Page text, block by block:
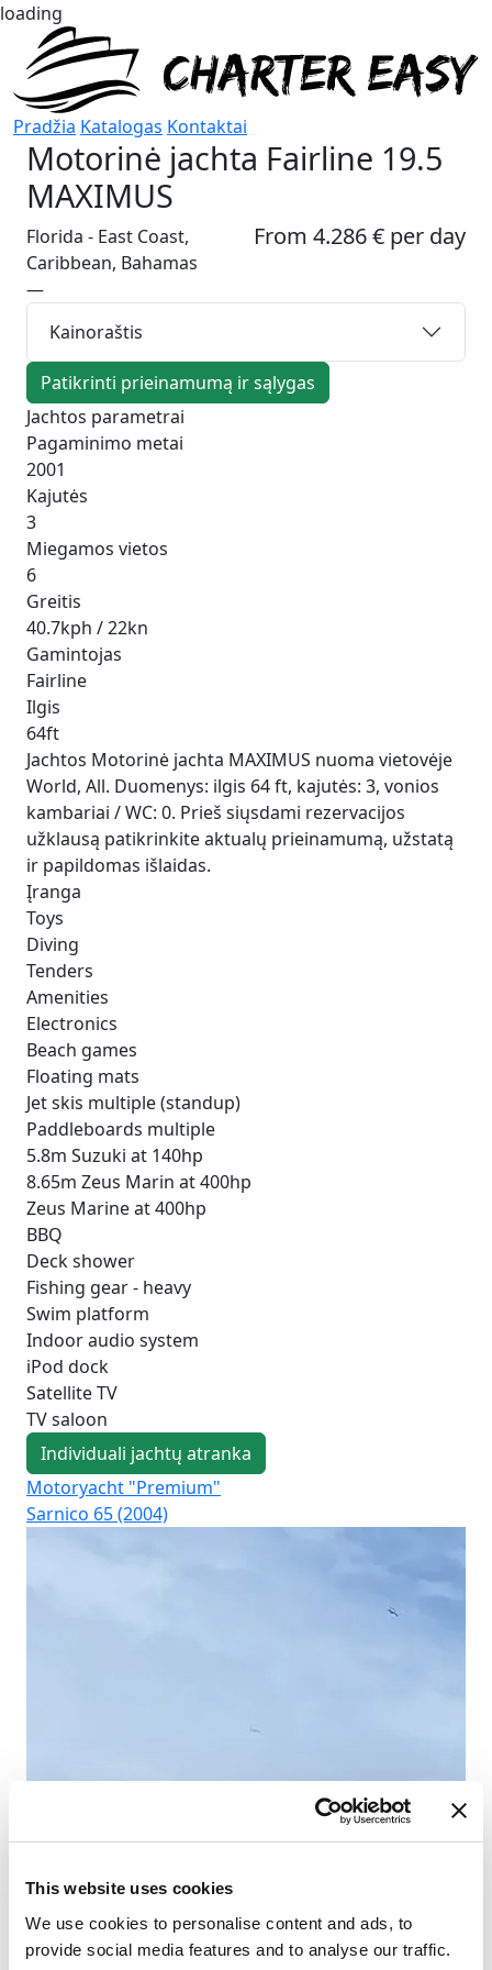
This website uses cookies
We use cookies to personalise content and ads, to
provide social media features and to analyse our traffic.
loading
Pradžia Katalogas Kontaktai
Motorinė jachta Fairline 19.5
MAXIMUS
From 4.286 € per day
Florida - East Coast,
Caribbean, Bahamas
—
Kainoraštis
Patikrinti prieinamumą ir sąlygas
Jachtos parametrai
Pagaminimo metai
2001
Kajutės
3
Miegamos vietos
6
Greitis
40.7kph / 22kn
Gamintojas
Fairline
Ilgis
64ft
Jachtos Motorinė jachta MAXIMUS nuoma vietovėje
World, All. Duomenys: ilgis 64 ft, kajutės: 3, vonios
kambariai / WC: 0. Prieš siųsdami rezervacijos
užklausą patikrinkite aktualų prieinamumą, užstatą
ir papildomas išlaidas.
Įranga
Toys
Diving
Tenders
Amenities
Electronics
Beach games
Floating mats
Jet skis multiple (standup)
Paddleboards multiple
5.8m Suzuki at 140hp
8.65m Zeus Marin at 400hp
Zeus Marine at 400hp
BBQ
Deck shower
Fishing gear - heavy
Swim platform
Indoor audio system
iPod dock
Satellite TV
TV saloon
Individuali jachtų atranka
Motoryacht "Premium"
Sarnico 65 (2004)